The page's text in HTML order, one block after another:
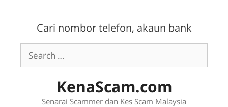
Cari nombor telefon, akaun bank
Search
for:
KenaScam.com
Senarai Scammer dan Kes Scam Malaysia